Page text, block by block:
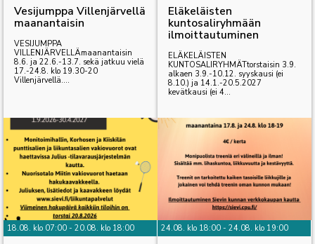
Vesijumppa Villenjärvellä
maanantaisin
VESIJUMPPA
VILLENJÄRVELLÄmaanantaisin
8.6. ja 22.6.-13.7. sekä jatkuu vielä
17.-24.8. klo 19.30-20
Villenjärvellä....
Eläkeläisten
kuntosaliryhmään
ilmoittautuminen
ELÄKELÄISTEN
KUNTOSALIRYHMÄTtorstaisin 3.9.
alkaen 3.9.-10.12. syyskausi (ei
8.10.) ja 14.1.-20.5.2027
kevätkausi (ei 4...
18.08. klo 07:00 - 20.08. klo 18:00 24.08. klo 18:00 - 24.08. klo 19:00